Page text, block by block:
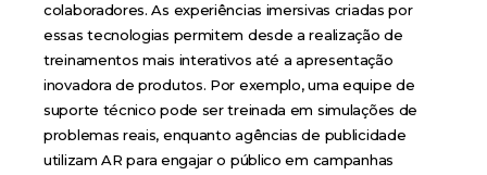
colaboradores. As experiências imersivas criadas por
essas tecnologias permitem desde a realização de
treinamentos mais interativos até a apresentação
inovadora de produtos. Por exemplo, uma equipe de
suporte técnico pode ser treinada em simulações de
problemas reais, enquanto agências de publicidade
utilizam AR para engajar o público em campanhas